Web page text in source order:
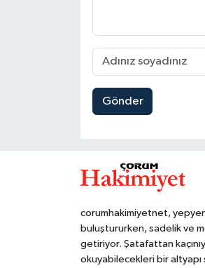
Gönder
corumhakimiyetnet,
buluştururken, sadelik ve
getiriyor. Şatafattan
okuyabilecekleri bir altyapı